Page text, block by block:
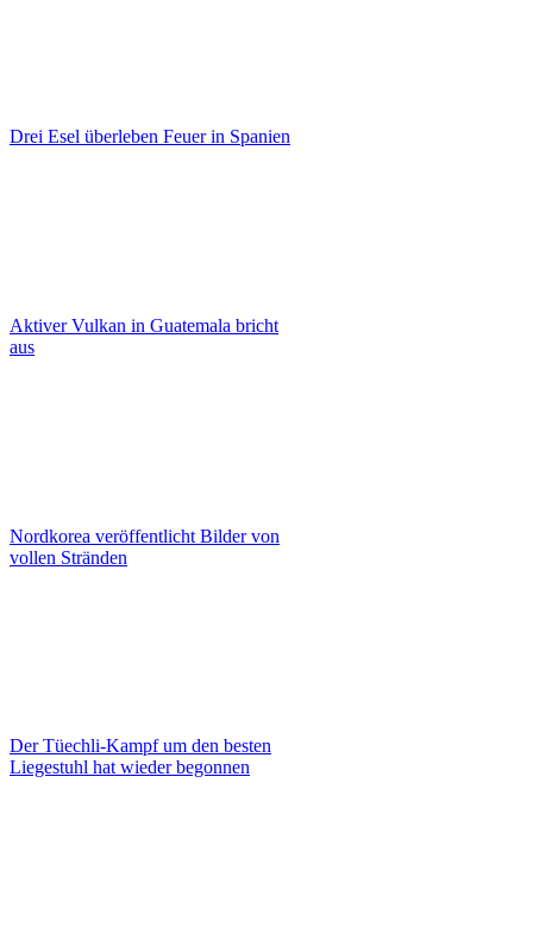
Drei Esel überleben Feuer in Spanien
Aktiver Vulkan in Guatemala bricht
aus
Nordkorea veröffentlicht Bilder von
vollen Stränden
Der Tüechli-Kampf um den besten
Liegestuhl hat wieder begonnen